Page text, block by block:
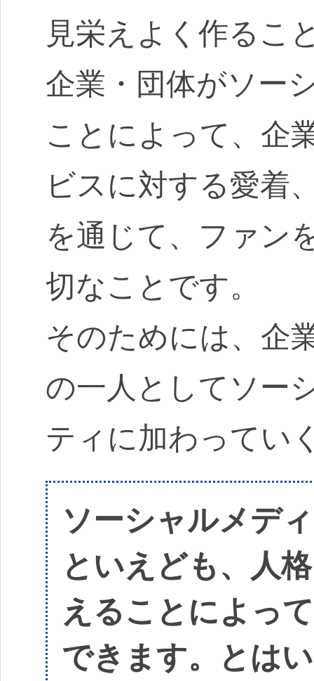
見栄えよく作るこ
企業・団体がソー
ことによって、企
ビスに対する愛着
を通じて、ファン
切なことです。
そのためには、企
の一人としてソー
ティに加わってい
ソーシャルメデ
といえども、人
えることによっ
できます。とは